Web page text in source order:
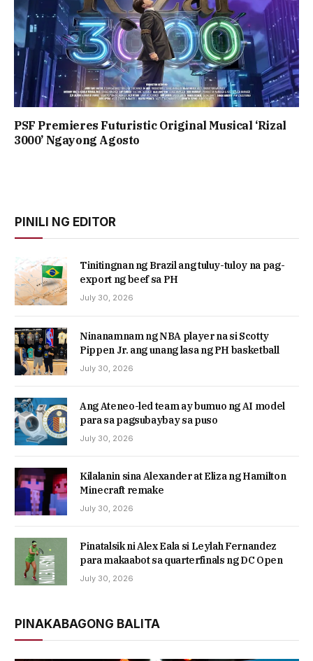
PSF Premieres Futuristic Original Musical ‘Rizal
3000’ Ngayong Agosto
PINILI NG EDITOR
Tinitingnan ng Brazil ang tuluy-tuloy na pag-
export ng beef sa PH
July 30, 2026
Ninanamnam ng NBA player na si Scotty
Pippen Jr. ang unang lasa ng PH basketball
July 30, 2026
Ang Ateneo-led team ay bumuo ng AI model
para sa pagsubaybay sa puso
July 30, 2026
Kilalanin sina Alexander at Eliza ng Hamilton
Minecraft remake
July 30, 2026
Pinatalsik ni Alex Eala si Leylah Fernandez
para makaabot sa quarterfinals ng DC Open
July 30, 2026
PINAKABAGONG BALITA